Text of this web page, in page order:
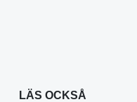
LÄS OCKSÅ